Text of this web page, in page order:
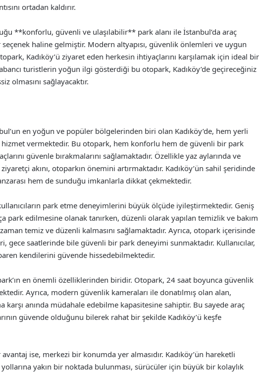
ortadan kaldırır.
**konforlu, güvenli ve ulaşılabilir** park alanı ile İstanbul’da araç
haline gelmiştir. Modern altyapısı, güvenlik önlemleri ve uygun
Kadıköy’ü ziyaret eden herkesin ihtiyaçlarını karşılamak için ideal bir
turistlerin yoğun ilgi gösterdiği bu otopark, Kadıköy’de geçireceğiniz
olmasını sağlayacaktır.
en yoğun ve popüler bölgelerinden biri olan Kadıköy’de, hem yerli
hizmet vermektedir. Bu otopark, hem konforlu hem de güvenli bir park
güvenle bırakmalarını sağlamaktadır. Özellikle yaz aylarında ve
akını, otoparkın önemini artırmaktadır. Kadıköy’ün sahil şeridinde
hem de sunduğu imkanlarla dikkat çekmektedir.
park etme deneyimlerini büyük ölçüde iyileştirmektedir. Geniş
park edilmesine olanak tanırken, düzenli olarak yapılan temizlik ve bakım
temiz ve düzenli kalmasını sağlamaktadır. Ayrıca, otopark içerisinde
gece saatlerinde bile güvenli bir park deneyimi sunmaktadır. Kullanıcılar,
kendilerini güvende hissedebilmektedir.
en önemli özelliklerinden biridir. Otopark, 24 saat boyunca güvenlik
Ayrıca, modern güvenlik kameraları ile donatılmış olan alan,
anında müdahale edebilme kapasitesine sahiptir. Bu sayede araç
güvende olduğunu bilerek rahat bir şekilde Kadıköy’ü keşfe
ise, merkezi bir konumda yer almasıdır. Kadıköy’ün hareketli
yakın bir noktada bulunması, sürücüler için büyük bir kolaylık